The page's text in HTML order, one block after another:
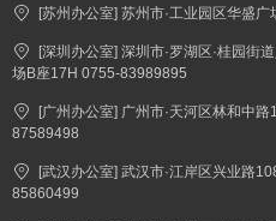
[苏州办公室] 苏州市·工业园区华盛
[深圳办公室] 深圳市·罗湖区·桂园街
场B座17H 0755-83989895
[广州办公室] 广州市·天河区林和中
87589498
[武汉办公室] 武汉市·江岸区兴业路
85860499